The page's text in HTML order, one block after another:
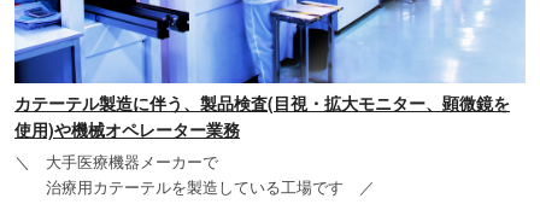
カテーテル製造に伴う、製品検査(目視・拡大モニター、顕微鏡を
使用)や機械オペレーター業務
＼ 大手医療機器メーカーで
治療用カテーテルを製造している工場です ／